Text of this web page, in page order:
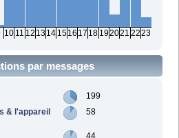
10 11 12 1314 1516 17 18 192021 2223
par messages
199
& l'appareil
58
44